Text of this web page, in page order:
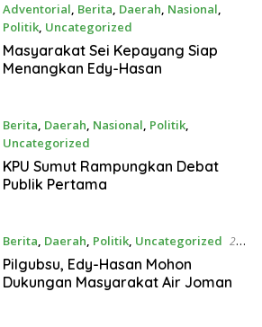
Adventorial, Berita, Daerah, Nasional,
Politik, Uncategorized
29 Oktober 2024
Masyarakat Sei Kepayang Siap
Menangkan Edy-Hasan
Berita Daerah Nasional Politik,
Uncategorized
29 Oktober 2024
KPU Sumut Rampungkan Debat
Publik Pertama
Berita, Daerah, Politik, Uncategorized 28
Oktober 2024
Pilgubsu, Edy-Hasan Mohon
Dukungan Masyarakat Air Joman